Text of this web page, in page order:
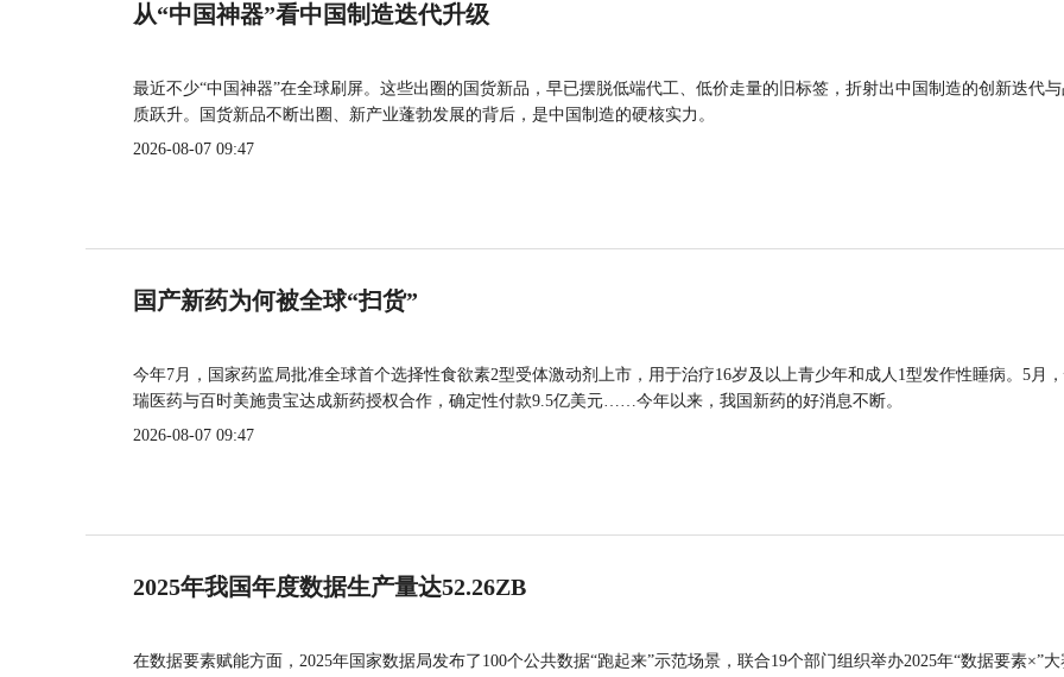
从“中国神器”看中国制造迭代升级
最近不少“中国神器”在全球刷屏。这些出圈的国货新品，早已摆脱低端代工、低价走量的旧标签，折射出中国制造的创新迭代
质跃升。国货新品不断出圈、新产业蓬勃发展的背后，是中国制造的硬核实力。
2026-08-07 09:47
国产新药为何被全球“扫货”
今年7月，国家药监局批准全球首个选择性食欲素2型受体激动剂上市，用于治疗16岁及以上青少年和成人1型发作性睡病。5月
瑞医药与百时美施贵宝达成新药授权合作，确定性付款9.5亿美元……今年以来，我国新药的好消息不断。
2026-08-07 09:47
2025年我国年度数据生产量达52.26ZB
在数据要素赋能方面，2025年国家数据局发布了100个公共数据“跑起来”示范场景，联合19个部门组织举办2025年“数据要素×”大